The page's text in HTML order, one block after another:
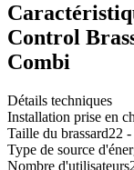
Control
Combi
Détails techniques
Installation prise en
Taille du brassard22
Type de source
Nombre d'utilisateurs